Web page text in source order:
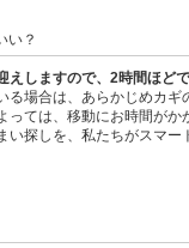
い？
えしますので、2時間ほど
る場合は、あらかじめカ
っては、移動にお時間が
い探しを、私たちがス